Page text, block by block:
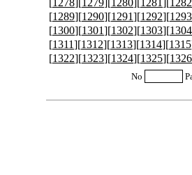
[1289][1290][1291][1292][1293
[1300][1301][1302][1303][1304
[1311][1312][1313][1314][1315
[1322][1323][1324][1325][1326
No